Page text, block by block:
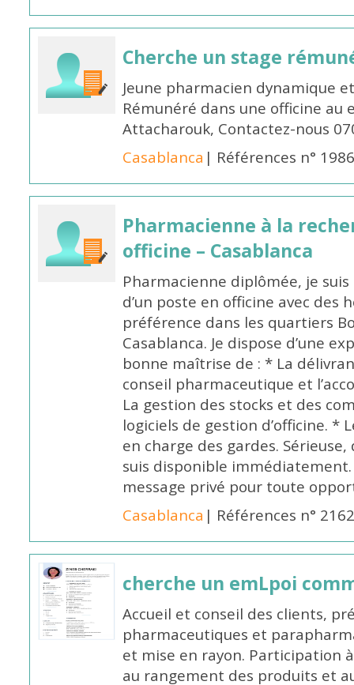
Cherche un stage
Jeune pharmacien dynamique
Rémunéré dans une officine au
Attacharouk, Contactez-nous
Casablanca | Références n°
Pharmacienne à la
officine – Casablanca
Pharmacienne diplômée, je
d’un poste en officine avec des
préférence dans les quartiers
Casablanca. Je dispose d’une
bonne maîtrise de : * La
conseil pharmaceutique et
La gestion des stocks et des
logiciels de gestion d’officine. *
en charge des gardes.
suis disponible
message privé pour toute
Casablanca | Références n°
cherche un emLpoi
Accueil et conseil des clients,
pharmaceutiques et
et mise en rayon. Participation
au rangement des produits et